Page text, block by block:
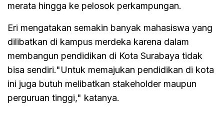
merata hingga ke pelosok perkampungan.
Eri mengatakan semakin banyak mahasiswa yang
dilibatkan di kampus merdeka karena dalam
membangun pendidikan di Kota Surabaya tidak
bisa sendiri."Untuk memajukan pendidikan di kota
ini juga butuh melibatkan stakeholder maupun
perguruan tinggi," katanya.